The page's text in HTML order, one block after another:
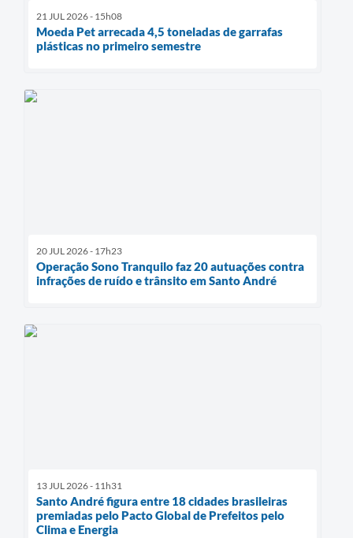
21 JUL 2026 - 15h08
Moeda Pet arrecada 4,5 toneladas de garrafas
plásticas no primeiro semestre
20 JUL 2026 - 17h23
Operação Sono Tranquilo faz 20 autuações contra
infrações de ruído e trânsito em Santo André
13 JUL 2026 - 11h31
Santo André figura entre 18 cidades brasileiras
premiadas pelo Pacto Global de Prefeitos pelo
Clima e Energia